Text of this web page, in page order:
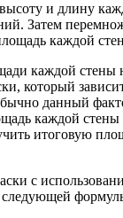
и длину
Затем
каждой
каждой стены
который
данный
каждой стены
итоговую
с
следующей